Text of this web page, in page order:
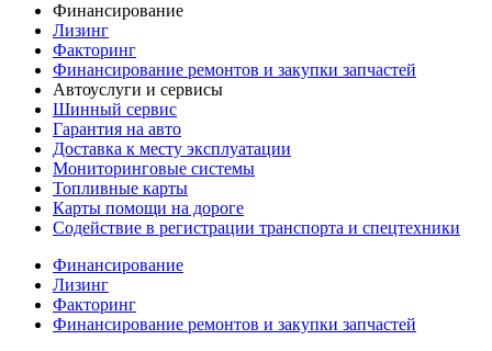
Финансирование
Лизинг
Факторинг
Финансирование ремонтов и закупки запчастей
Автоуслуги и сервисы
Шинный сервис
Гарантия на авто
Доставка к месту эксплуатации
Мониторинговые системы
Топливные карты
Карты помощи на дороге
Содействие в регистрации транспорта и спецтехники
Финансирование
Лизинг
Факторинг
Финансирование ремонтов и закупки запчастей